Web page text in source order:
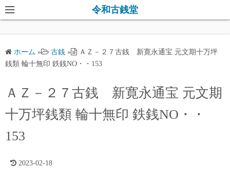
コ
ン
ツ
ッ
令和古銭堂
ホーム » 古銭 »
ＡＺ－２７古銭 新寛永通宝 元文期十万坪
銭類 輪十無印 鉄銭NO・・153
ＡＺ－２７古銭 新寛永通宝 元文期
十万坪銭類 輪十無印 鉄銭NO・・
153
2023-02-18